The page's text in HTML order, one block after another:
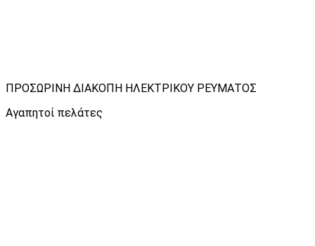
ΠΡΟΣΩΡΙΝΗ ΔΙΑΚΟΠΗ ΗΛΕΚΤΡΙΚΟΥ ΡΕΥΜΑΤΟΣ
Αγαπητοί πελάτες